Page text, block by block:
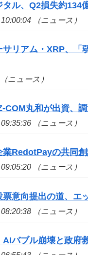
タル、Q2損失約
（ニュース）
サリアム・XRP、「
ニュース）
COM丸和が出資、
（ニュース）
業RedotPayの共同
（ニュース）
票意向提出の道、
（ニュース）
バブル崩壊と政府